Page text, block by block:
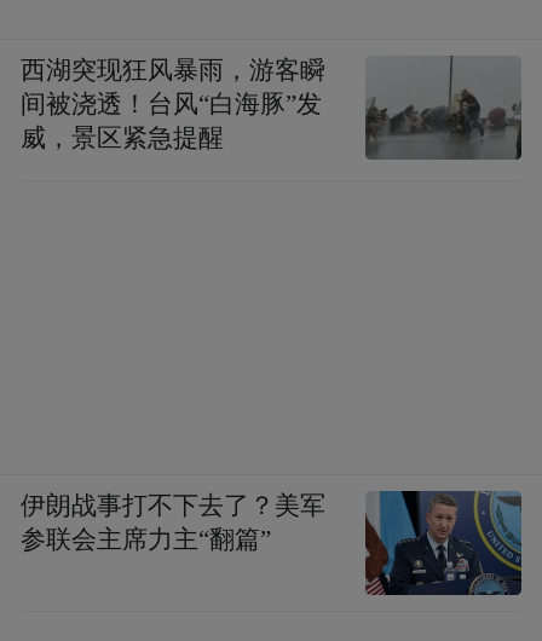
西湖突现狂风暴雨，游客瞬
间被浇透！台风“白海豚”发
威，景区紧急提醒
伊朗战事打不下去了？美军
参联会主席力主“翻篇”